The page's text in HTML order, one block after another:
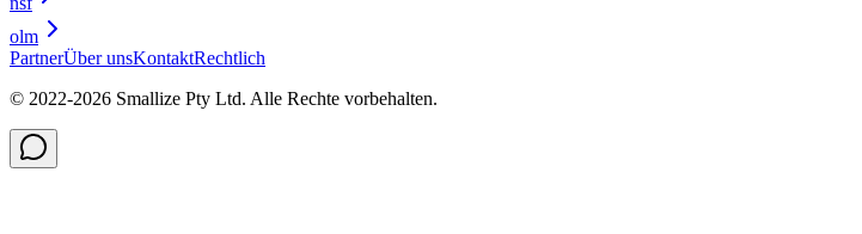
olm
PartnerÜber unsKontaktRechtlich
© 2022-2026 Smallize Pty Ltd. Alle Rechte vorbehalten.